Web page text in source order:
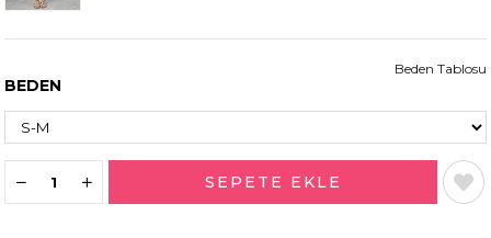
BEDEN
Beden Tablosu